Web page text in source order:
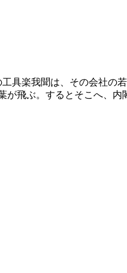
具楽我聞は、その会社
が飛ぶ。するとそこへ、